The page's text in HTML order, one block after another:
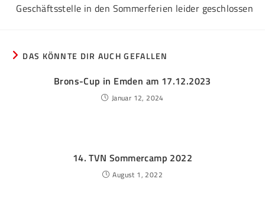
Geschäftsstelle in den Sommerferien leider geschlossen
DAS KÖNNTE DIR AUCH GEFALLEN
Brons-Cup in Emden am 17.12.2023
Januar 12, 2024
14. TVN Sommercamp 2022
August 1, 2022